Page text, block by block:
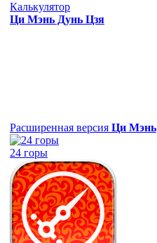
Калькулятор
Ци Мэнь Дунь Цзя
Расширенная версия Ци Мэнь
24 горы